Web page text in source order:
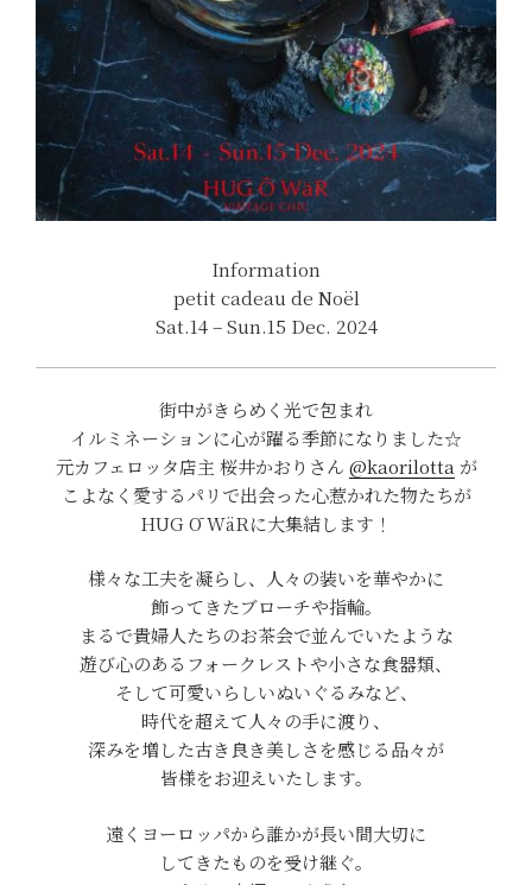
Information
petit cadeau de Noël
Sat.14 – Sun.15 Dec. 2024
街中がきらめく光で包まれ
イルミネーションに心が躍る季節になりました☆
元カフェロッタ店主 桜井かおりさん @kaorilotta が
こよなく愛するパリで出会った心惹かれた物たちが
HUG Ō WäRに大集結します！
様々な工夫を凝らし、人々の装いを華やかに
飾ってきたブローチや指輪。
まるで貴婦人たちのお茶会で並んでいたような
遊び心のあるフォークレストや小さな食器類、
そして可愛いらしいぬいぐるみなど、
時代を超えて人々の手に渡り、
深みを増した古き良き美しさを感じる品々が
皆様をお迎えいたします。
遠くヨーロッパから誰かが長い間大切に
してきたものを受け継ぐ。